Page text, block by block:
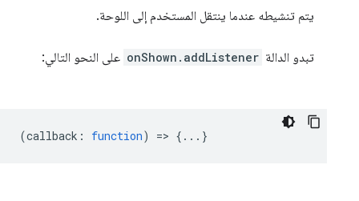
يتم تنشيطه عندما ينتقل المستخدم إلى اللوحة.
تبدو الدالة onShown.addListener على النحو التالي:
(callback : function) => {...}